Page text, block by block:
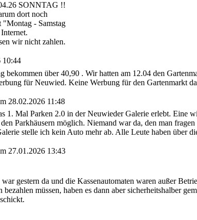
SONNTAG !!
dort noch
"Montag - Samstag
wir nicht zahlen.
10:44
bekommen über 40,90 . Wir hatten am 12.04 den
für Neuwied. Keine Werbung für den Gartenmarkt
28.02.2026 11:48
1. Mal Parken 2.0 in der Neuwieder Galerie erlebt.
Parkhäusern möglich. Niemand war da, den man
stelle ich kein Auto mehr ab. Alle Leute haben über
27.01.2026 13:43
gestern da und die Kassenautomaten waren außer
müssen, haben es dann aber sicherheitshalber